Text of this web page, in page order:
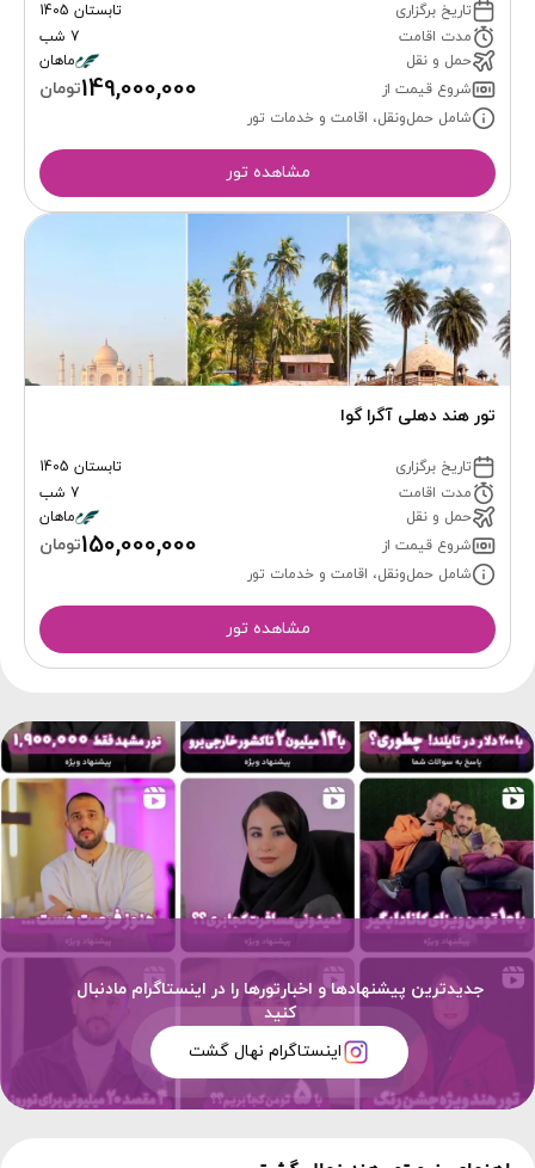
تاریخ برگزاری
تابستان 1405
مدت اقامت
7 شب
حمل و نقل
ماهان
شروع قیمت از
149,000,000تومان
شامل حمل‌ونقل، اقامت و خدمات تور
مشاهده تور
تور هند دهلی آگرا گوا
تاریخ برگزاری
تابستان 1405
مدت اقامت
7 شب
حمل و نقل
ماهان
شروع قیمت از
150,000,000تومان
شامل حمل‌ونقل، اقامت و خدمات تور
مشاهده تور
جدیدترین پیشنهادها و اخبارتورها را در اینستاگرام مادنبال
کنید
اینستاگرام نهال گشت